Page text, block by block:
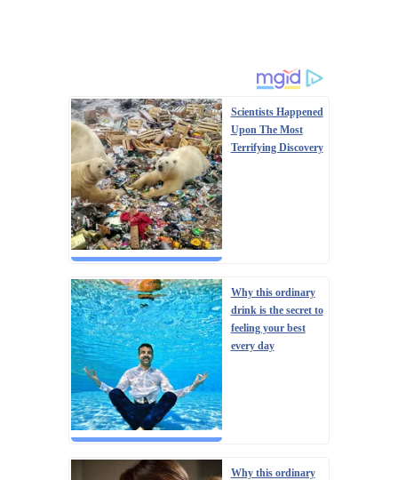
Scientists Happened
Upon The Most
Terrifying Discovery
Why this ordinary
drink is the secret to
feeling your best
every day
Why this ordinary